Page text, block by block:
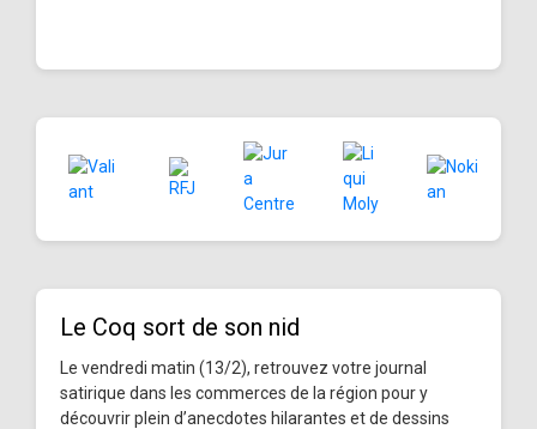
Le Coq sort de son nid
Le vendredi matin (13/2), retrouvez votre journal
satirique dans les commerces de la région pour y
découvrir plein d’anecdotes hilarantes et de dessins